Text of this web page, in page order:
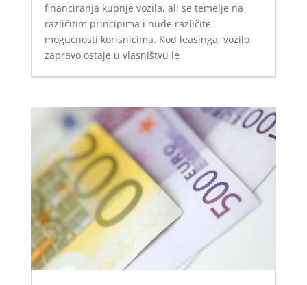
financiranja kupnje vozila, ali se temelje na
različitim principima i nude različite
mogućnosti korisnicima. Kod leasinga, vozilo
zapravo ostaje u vlasništvu le